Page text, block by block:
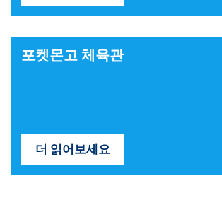
포켓몬고 체육관
더 읽어보세요